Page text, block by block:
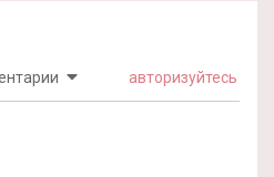
авторизуйтесь